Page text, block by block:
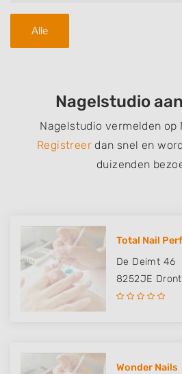
Alle
Nagelstudio
Nagelstudio vermelden op
Registreer dan snel en
duizenden
Total Nail
De Deimt 46
8252JE
Wonder Nails